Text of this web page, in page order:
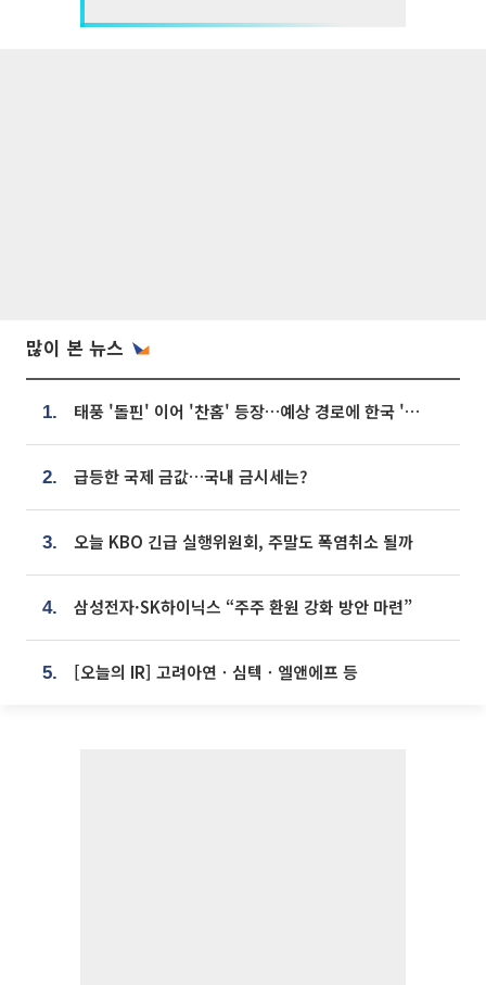
많이 본 뉴스
1. 태풍 '돌핀' 이어 '찬홈' 등장…예상 경로에 한국 '한숨'
2. 급등한 국제 금값…국내 금시세는?
3. 오늘 KBO 긴급 실행위원회, 주말도 폭염취소 될까
4. 삼성전자·SK하이닉스 “주주 환원 강화 방안 마련”
5. [오늘의 IR] 고려아연ㆍ심텍ㆍ엘앤에프 등